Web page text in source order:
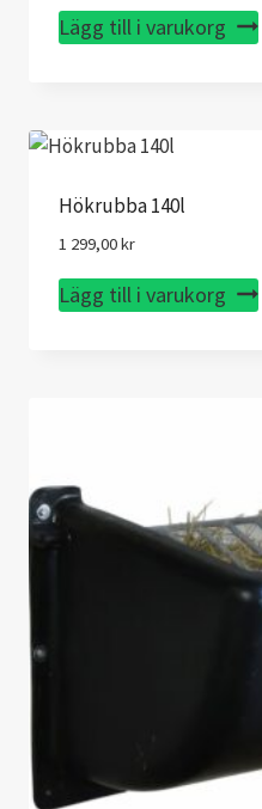
Lägg till i varukorg
Hökrubba 140l
1 299,00kr
Lägg till i varukorg